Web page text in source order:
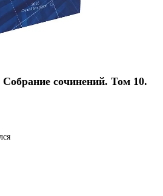
сочинений. Том 10.